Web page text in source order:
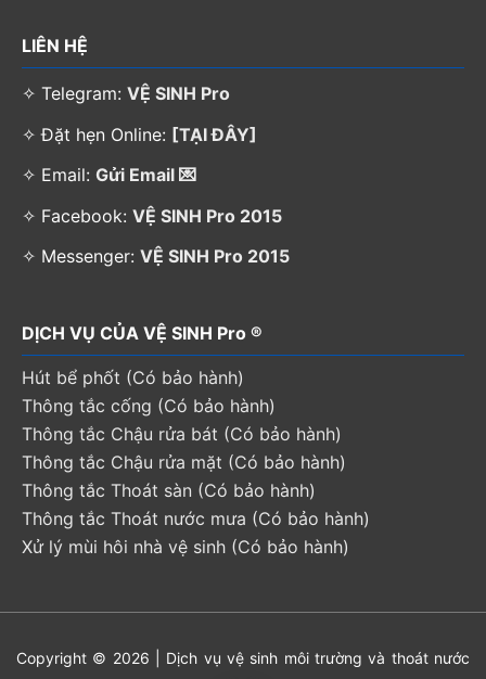
LIÊN HỆ
✧ Telegram: VỆ SINH Pro
✧ Đặt hẹn Online: [TẠI ĐÂY]
✧ Email: Gửi Email 💌
✧ Facebook: VỆ SINH Pro 2015
✧ Messenger: VỆ SINH Pro 2015
DỊCH VỤ CỦA VỆ SINH Pro ®
Hút bể phốt (Có bảo hành)
Thông tắc cống (Có bảo hành)
Thông tắc Chậu rửa bát (Có bảo hành)
Thông tắc Chậu rửa mặt (Có bảo hành)
Thông tắc Thoát sàn (Có bảo hành)
Thông tắc Thoát nước mưa (Có bảo hành)
Xử lý mùi hôi nhà vệ sinh (Có bảo hành)
Copyright © 2026 | Dịch vụ vệ sinh môi trường và thoát nước